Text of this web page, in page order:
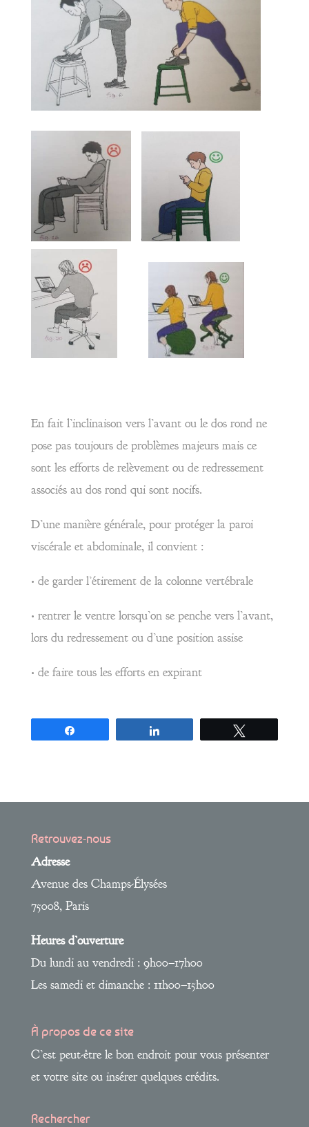
En fait l’inclinaison vers l’avant ou le dos rond ne
pose pas toujours de problèmes majeurs mais ce
sont les efforts de relèvement ou de redressement
associés au dos rond qui sont nocifs.
D’une manière générale, pour protéger la paroi
viscérale et abdominale, il convient :
• de garder l’étirement de la colonne vertébrale
• rentrer le ventre lorsqu’on se penche vers l’avant,
lors du redressement ou d’une position assise
• de faire tous les efforts en expirant
Retrouvez-nous
Adresse
Avenue des Champs-Élysées
75008, Paris
Heures d’ouverture
Du lundi au vendredi : 9h00–17h00
Les samedi et dimanche : 11h00–15h00
À propos de ce site
C’est peut-être le bon endroit pour vous présenter
et votre site ou insérer quelques crédits.
Rechercher